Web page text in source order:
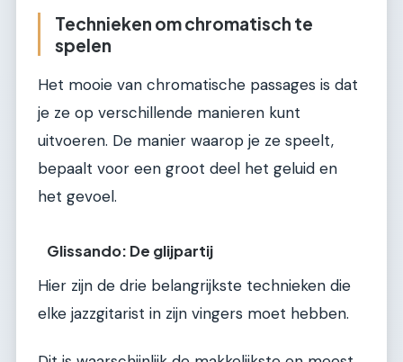
Technieken om chromatisch te
spelen
Het mooie van chromatische passages is dat
je ze op verschillende manieren kunt
uitvoeren. De manier waarop je ze speelt,
bepaalt voor een groot deel het geluid en
het gevoel.
Glissando: De glijpartij
Hier zijn de drie belangrijkste technieken die
elke jazzgitarist in zijn vingers moet hebben.